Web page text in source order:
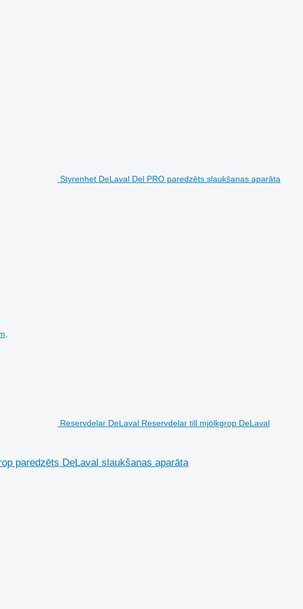
Styrenhet DeLaval Del PRO paredzēts slaukšanas aparāta
Reservdelar DeLaval Reservdelar till mjölkgrop DeLaval
paredzēts DeLaval slaukšanas aparāta